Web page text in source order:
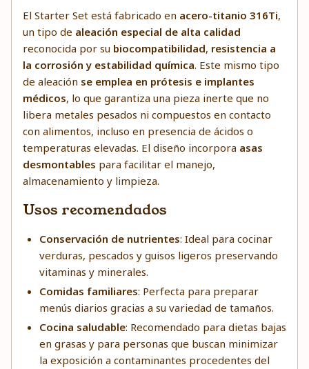
El Starter Set está fabricado en acero-titanio 316Ti,
un tipo de aleación especial de alta calidad
reconocida por su biocompatibilidad, resistencia a
la corrosión y estabilidad química. Este mismo tipo
de aleación se emplea en prótesis e implantes
médicos, lo que garantiza una pieza inerte que no
libera metales pesados ni compuestos en contacto
con alimentos, incluso en presencia de ácidos o
temperaturas elevadas. El diseño incorpora asas
desmontables para facilitar el manejo,
almacenamiento y limpieza.
Usos recomendados
Conservación de nutrientes: Ideal para cocinar
verduras, pescados y guisos ligeros preservando
vitaminas y minerales.
Comidas familiares: Perfecta para preparar
menús diarios gracias a su variedad de tamaños.
Cocina saludable: Recomendado para dietas bajas
en grasas y para personas que buscan minimizar
la exposición a contaminantes procedentes del